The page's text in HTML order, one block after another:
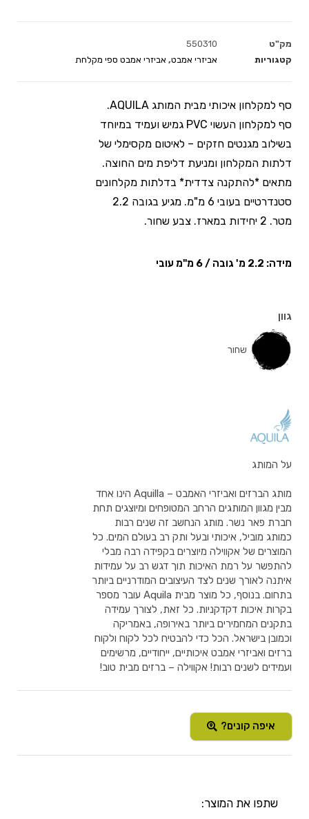
מק"ט
550310
קטגוריות
אביזרי אמבט, אביזרי אמבט ספי מקלחת
סף למקלחון איכותי מבית המותג AQUILA.
סף למקלחון העשוי PVC גמיש ועמיד במיוחד
בשילוב מגנטים חזקים – לאיטום מקסימלי של
דלתות המקלחון ומניעת דליפת מים החוצה.
מתאים *להתקנה צדדית* בדלתות מקלחונים
סטנדרטיים בעובי 6 מ"מ. מגיע בגובה 2.2
מטר. 2 יחידות במארז. צבע שחור.
מידה: 2.2 מ' גובה / 6 מ"מ עובי
גוון
שחור
על המותג
מותג הברזים ואביזרי האמבט – Aquilla הינו אחד
מבין מגוון המותגים הרחב המטופחים ומיוצגים תחת
חברת פאר נשר. מותג הנחשב זה שנים רבות
כמותג מוביל, איכותי ובעל ותק רב בעולם המים. כל
המוצרים של אקווילה מיוצרים בקפידה רבה מבלי
להתפשר על רמת האיכות תוך דגש רב על עמידות
איתנה לאורך שנים לצד העיצובים המודרניים ביותר
בתחום. בנוסף, כל מוצר מבית Aquila עובר מספר
בקרות איכות דקדקניות. כל זאת, לצורך עמידה
בתקנים המחמירים ביותר באירופה, באמריקה
וכמובן בישראל. הכל כדי להבטיח לכל לקוח ולקוח
ברזים ואביזרי אמבט איכותיים, ייחודיים, מרשימים
ועמידים לשנים רבות! אקווילה – ברזים מבית טוב!
איפה קונים?
שתפו את המוצר: